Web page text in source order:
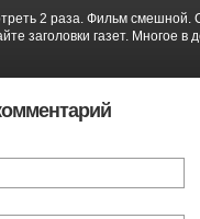
2 раза. Фильм смешной.
заголовки газет. Многое в